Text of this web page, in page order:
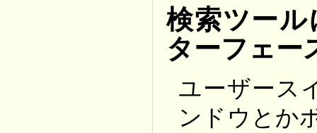
検索ツー
ターフェー
ユーザース
ンドウとか